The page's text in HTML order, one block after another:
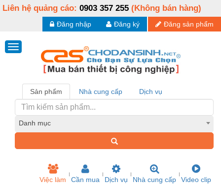
Liên hệ quảng cáo: 0903 357 255 (Không bán hàng)
Đăng sản phẩm
Đăng ký
Đăng nhập
Sản phẩm Nhà cung cấp Dịch vụ
Danh mục
Việc làm Cần mua Dịch vụ Nhà cung cấp Video clip